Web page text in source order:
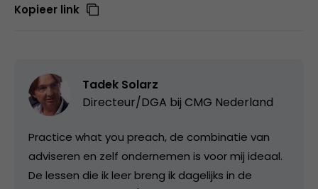
Kopieer link
Tadek Solarz
Directeur/DGA bij CMG Nederland
Practice what you preach, de combinatie van
adviseren en zelf ondernemen is voor mij ideaal.
De lessen die ik leer breng ik dagelijks in de